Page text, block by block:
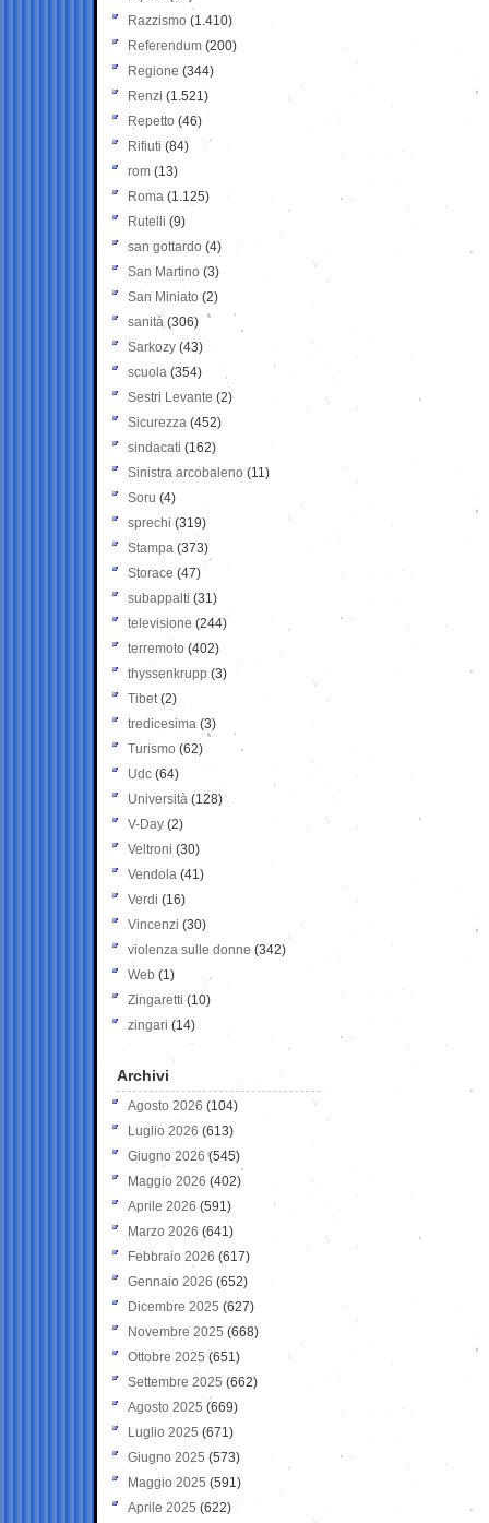
Razzismo (1.410)
Referendum (200)
Regione (344)
Renzi (1.521)
Repetto (46)
Rifiuti (84)
rom (13)
Roma (1.125)
Rutelli (9)
san gottardo (4)
San Martino (3)
San Miniato (2)
sanità (306)
Sarkozy (43)
scuola (354)
Sestri Levante (2)
Sicurezza (452)
sindacati (162)
Sinistra arcobaleno (11)
Soru (4)
sprechi (319)
Stampa (373)
Storace (47)
subappalti (31)
televisione(244)
terremoto (402)
thyssenkrupp (3)
Tibet(2)
tredicesima (3)
Turismo (62)
Udc (64)
Università (128)
V-Day (2)
Veltroni (30)
Vendola (41)
Verdi (16)
Vincenzi (30)
violenza sulle donne (342)
Web (1)
Zingaretti (10)
zingari (14)
Archivi
Agosto 2026 (104)
Luglio 2026 (613)
Giugno 2026 (545)
Maggio 2026 (402)
Aprile 2026 (591)
Marzo 2026 (641)
Febbraio 2026 (617)
Gennaio 2026 (652)
Dicembre 2025 (627)
Novembre 2025 (668)
Ottobre 2025 (651)
Settembre 2025 (662)
Agosto 2025 (669)
Luglio 2025 (671)
Giugno 2025 (573)
Maggio 2025 (591)
Aprile 2025 (622)